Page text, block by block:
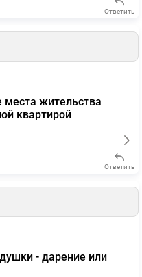
Ответить
жительства
квартирой
Ответить
- дарение или